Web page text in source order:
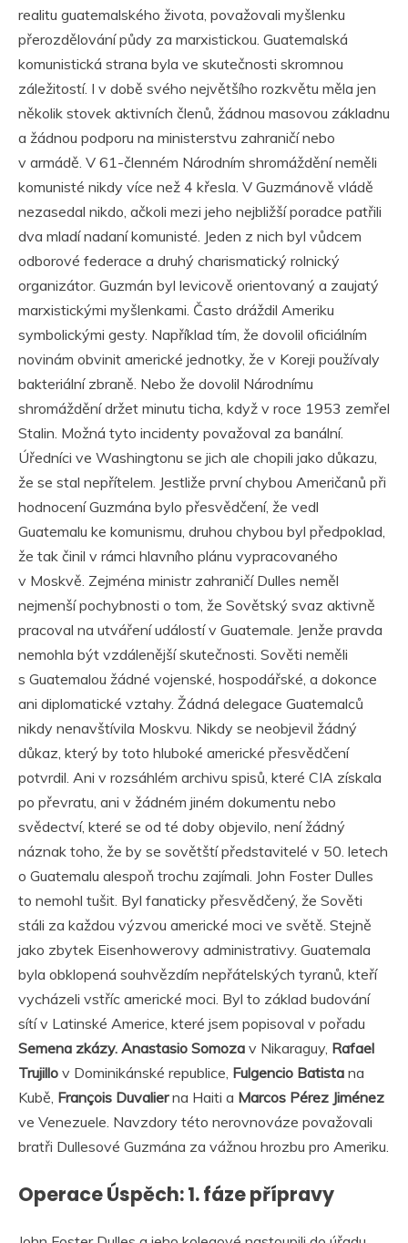
realitu guatemalského života, považovali myšlenku
přerozdělování půdy za marxistickou. Guatemalská
komunistická strana byla ve skutečnosti skromnou
záležitostí. I v době svého největšího rozkvětu měla jen
několik stovek aktivních členů, žádnou masovou základnu
a žádnou podporu na ministerstvu zahraničí nebo
v armádě. V 61-členném Národním shromáždění neměli
komunisté nikdy více než 4 křesla. V Guzmánově vládě
nezasedal nikdo, ačkoli mezi jeho nejbližší poradce patřili
dva mladí nadaní komunisté. Jeden z nich byl vůdcem
odborové federace a druhý charismatický rolnický
organizátor. Guzmán byl levicově orientovaný a zaujatý
marxistickými myšlenkami. Často dráždil Ameriku
symbolickými gesty. Například tím, že dovolil oficiálním
novinám obvinit americké jednotky, že v Koreji používaly
bakteriální zbraně. Nebo že dovolil Národnímu
shromáždění držet minutu ticha, když v roce 1953 zemřel
Stalin. Možná tyto incidenty považoval za banální.
Úředníci ve Washingtonu se jich ale chopili jako důkazu,
že se stal nepřítelem. Jestliže první chybou Američanů při
hodnocení Guzmána bylo přesvědčení, že vedl
Guatemalu ke komunismu, druhou chybou byl předpoklad,
že tak činil v rámci hlavního plánu vypracovaného
v Moskvě. Zejména ministr zahraničí Dulles neměl
nejmenší pochybnosti o tom, že Sovětský svaz aktivně
pracoval na utváření událostí v Guatemale. Jenže pravda
nemohla být vzdálenější skutečnosti. Sověti neměli
s Guatemalou žádné vojenské, hospodářské, a dokonce
ani diplomatické vztahy. Žádná delegace Guatemalců
nikdy nenavštívila Moskvu. Nikdy se neobjevil žádný
důkaz, který by toto hluboké americké přesvědčení
potvrdil. Ani v rozsáhlém archivu spisů, které CIA získala
po převratu, ani v žádném jiném dokumentu nebo
svědectví, které se od té doby objevilo, není žádný
náznak toho, že by se sovětští představitelé v 50. letech
o Guatemalu alespoň trochu zajímali. John Foster Dulles
to nemohl tušit. Byl fanaticky přesvědčený, že Sověti
stáli za každou výzvou americké moci ve světě. Stejně
jako zbytek Eisenhowerovy administrativy. Guatemala
byla obklopená souhvězdím nepřátelských tyranů, kteří
vycházeli vstříc americké moci. Byl to základ budování
sítí v Latinské Americe, které jsem popisoval v pořadu
Semena zkázy. Anastasio Somoza v Nikaraguy, Rafael
Trujillo v Dominikánské republice, Fulgencio Batista na
Kubě, François Duvalierna Haiti a Marcos Pérez Jiménez
ve Venezuele. Navzdory této nerovnováze považovali
bratři Dullesové Guzmána za vážnou hrozbu pro Ameriku.
Operace Úspěch: 1. fáze přípravy